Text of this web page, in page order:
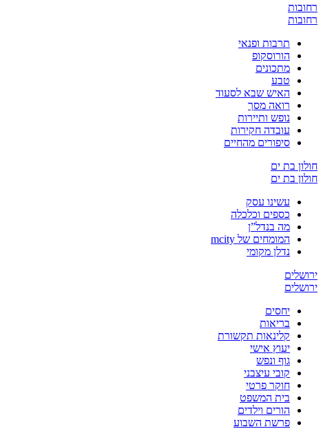
רחובות
רחובות
תרבות ופנאי
הורוסקופ
מתכונים
טבע
האיש שבא לסעוד
רואה מסך
נופש ותיירות
עובדה חקירות
סיפורים מהחיים
חולון בת ים
חולון בת ים
עשינו עסק
כספים וכלכלה
מה בנדל”ן
המומחים של mcity
נדלן מקומי
ירושלים
ירושלים
יחסים
בריאות
קלינאות תקשורת
יעוץ אישי
גוף ונפש
קובי עיצבני
חוקר פרטי
בית המשפט
הורים וילדים
פרשת השבוע